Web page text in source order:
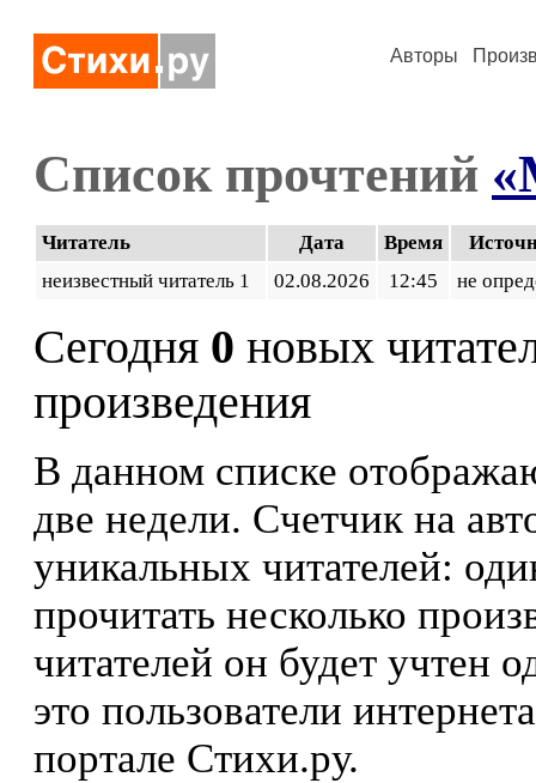
Авторы
Список прочтений
Читатель Дата Время
неизвестный читатель 1
02.08.2026 12:45 не
Сегодня 0 новых
произведения
В данном списке
две недели. Счетчик на
уникальных читателей:
прочитать несколько
читателей он будет учтен
это пользователи
портале Стихи.ру.